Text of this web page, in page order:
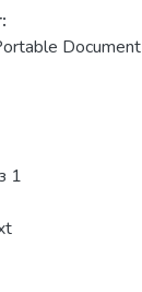
Document
1